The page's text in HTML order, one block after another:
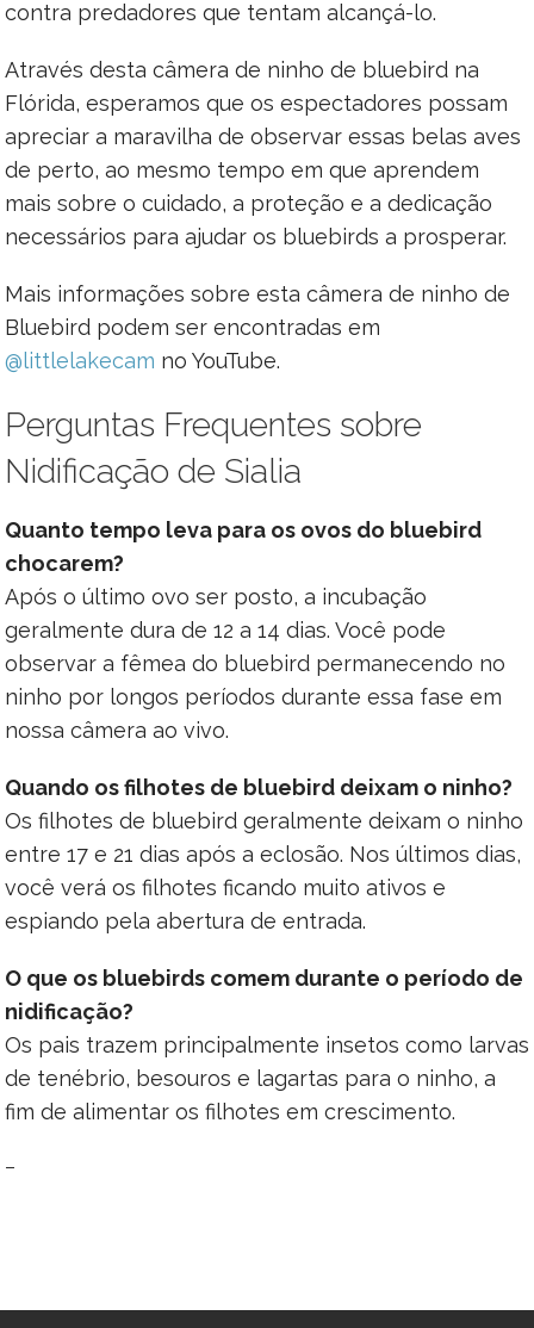
contra predadores que tentam alcançá-lo.
Através desta câmera de ninho de bluebird na
Flórida, esperamos que os espectadores possam
apreciar a maravilha de observar essas belas aves
de perto, ao mesmo tempo em que aprendem
mais sobre o cuidado, a proteção e a dedicação
necessários para ajudar os bluebirds a prosperar.
Mais informações sobre esta câmera de ninho de
Bluebird podem ser encontradas em
@littlelakecam no YouTube.
Perguntas Frequentes sobre
Nidificação de Sialia
Quanto tempo leva para os ovos do bluebird
chocarem?
Após o último ovo ser posto, a incubação
geralmente dura de 12 a 14 dias. Você pode
observar a fêmea do bluebird permanecendo no
ninho por longos períodos durante essa fase em
nossa câmera ao vivo.
Quando os filhotes de bluebird deixam o ninho?
Os filhotes de bluebird geralmente deixam o ninho
entre 17 e 21 dias após a eclosão. Nos últimos dias,
você verá os filhotes ficando muito ativos e
espiando pela abertura de entrada.
O que os bluebirds comem durante o período de
nidificação?
Os pais trazem principalmente insetos como larvas
de tenébrio, besouros e lagartas para o ninho, a
fim de alimentar os filhotes em crescimento.
–